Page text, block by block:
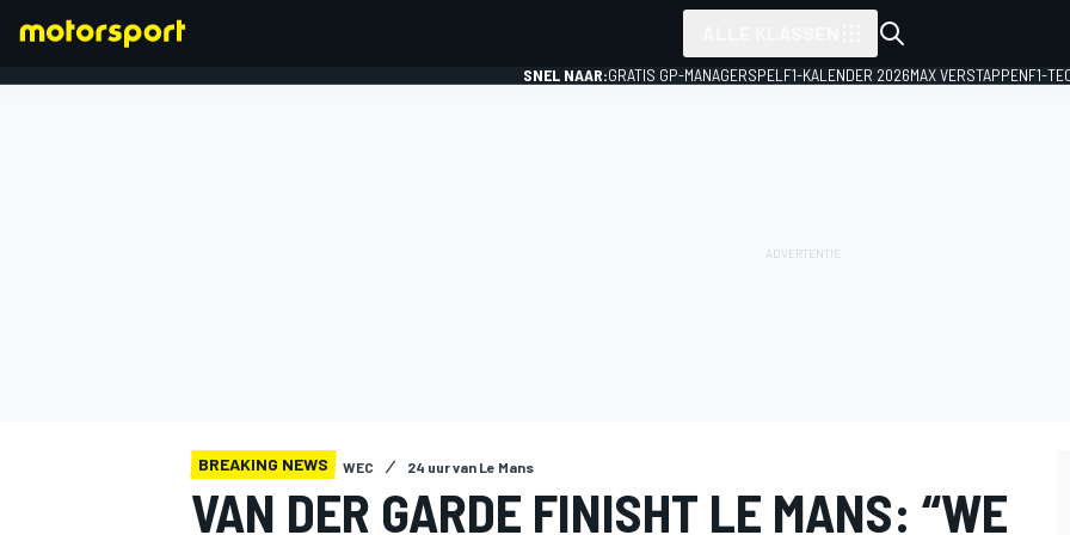
SNEL NAAR:GRATIS GP-MANAGERSPEL F1-KALENDER 2026MAX VERSTAPPENF1-
BREAKING NEWS WEC 24 uur van Le Mans
VAN DER GARDE FINISHT LE MANS: “WE